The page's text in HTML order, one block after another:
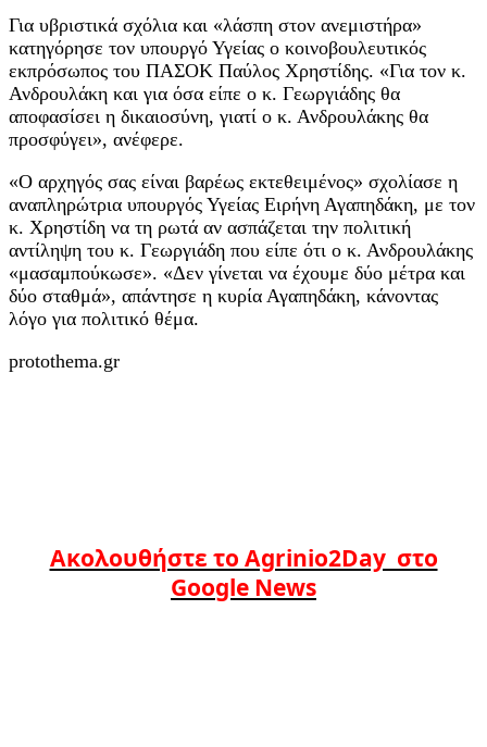
Για υβριστικά σχόλια και «λάσπη στον ανεμιστήρα»
κατηγόρησε τον υπουργό Υγείας ο κοινοβουλευτικός
εκπρόσωπος του ΠΑΣΟΚ Παύλος Χρηστίδης. «Για τον κ.
Ανδρουλάκη και για όσα είπε ο κ. Γεωργιάδης θα
αποφασίσει η δικαιοσύνη, γιατί ο κ. Ανδρουλάκης θα
προσφύγει», ανέφερε.
«Ο αρχηγός σας είναι βαρέως εκτεθειμένος» σχολίασε η
αναπληρώτρια υπουργός Υγείας Ειρήνη Αγαπηδάκη, με τον
κ. Χρηστίδη να τη ρωτά αν ασπάζεται την πολιτική
αντίληψη του κ. Γεωργιάδη που είπε ότι ο κ. Ανδρουλάκης
«μασαμπούκωσε». «Δεν γίνεται να έχουμε δύο μέτρα και
δύο σταθμά», απάντησε η κυρία Αγαπηδάκη, κάνοντας
λόγο για πολιτικό θέμα.
protothema.gr
Ακολουθήστε το Agrinio2Day στο
Google News